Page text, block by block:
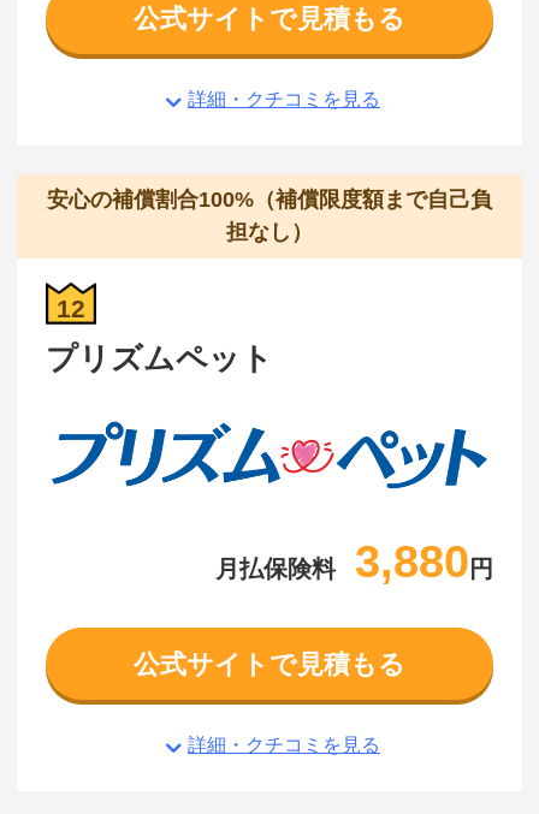
公式サイトで見積もる
詳細・クチコミを見る
安心の補償割合100%（補償限度額まで自己負
担なし）
12
プリズムペット
月払保険料 3,880 円
公式サイトで見積もる
詳細・クチコミを見る